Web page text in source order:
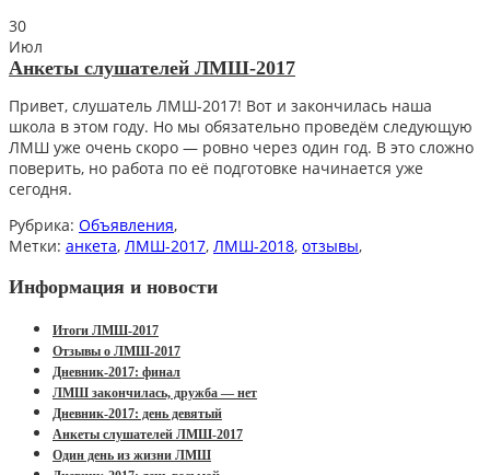
30
Июл
Анкеты слушателей ЛМШ-2017
Привет, слушатель ЛМШ-2017! Вот и закончилась наша
школа в этом году. Но мы обязательно проведём следующую
ЛМШ уже очень скоро — ровно через один год. В это сложно
поверить, но работа по её подготовке начинается уже
сегодня.
Рубрика: Объявления,
Метки: анкета, ЛМШ-2017, ЛМШ-2018, отзывы,
Информация и новости
Итоги ЛМШ-2017
Отзывы о ЛМШ-2017
Дневник-2017: финал
ЛМШ закончилась, дружба — нет
Дневник-2017: день девятый
Анкеты слушателей ЛМШ-2017
Один день из жизни ЛМШ